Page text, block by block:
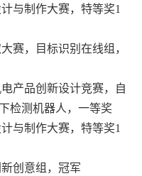
与制作大赛，特等奖1
赛，目标识别在线组，
产品创新设计竞赛，自
检测机器人，一等奖
与制作大赛，特等奖1
创意组，冠军